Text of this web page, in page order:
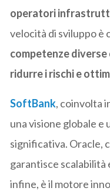
operatori
velocità di sviluppo è
competenze
ridurre i rischi e
SoftBank, coinvolta
una visione globale e
significativa. Oracle,
garantisce
infine, è il motore